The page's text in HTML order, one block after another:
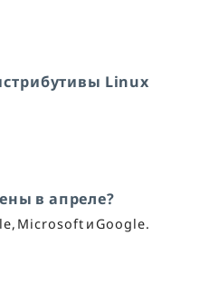
Linux
в апреле?
Microsoft и Google.